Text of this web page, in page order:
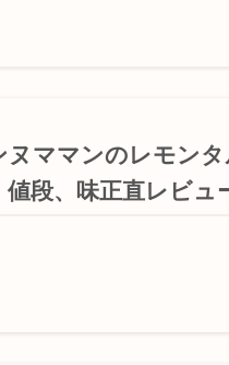
ヌママンのレモン
値段、味正直レビュ